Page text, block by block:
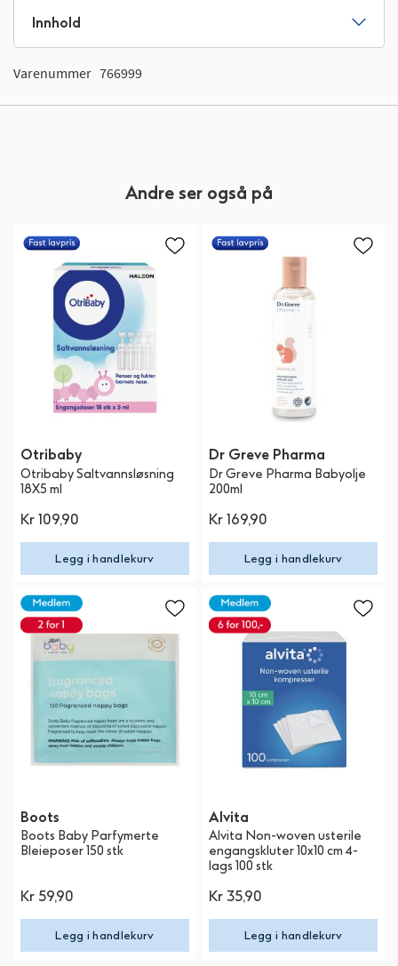
Innhold
Varenummer 766999
Andre ser også på
Otribaby
Otribaby Saltvannsløsning
18X5 ml
Kr 109,90
Legg i handlekurv
Dr Greve Pharma
Dr Greve Pharma Babyolje
200ml
Kr 169,90
Legg i handlekurv
Boots
Boots Baby Parfymerte
Bleieposer 150 stk
Kr 59,90
Legg i handlekurv
Alvita
Alvita Non-woven usterile
engangskluter 10x10 cm 4-
lags 100 stk
Kr 35,90
Legg i handlekurv